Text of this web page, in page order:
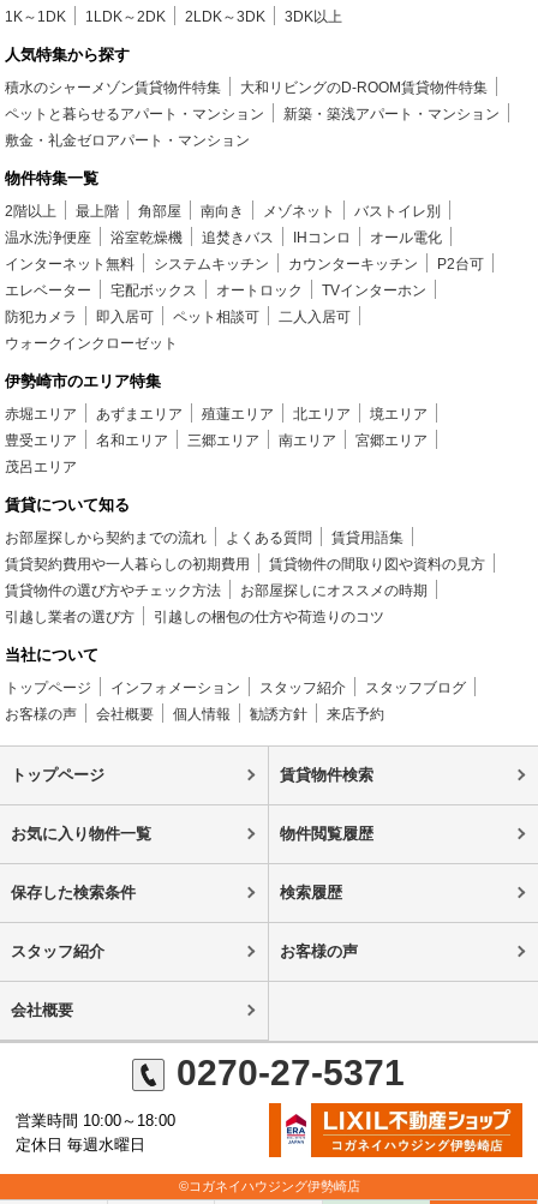
1K～1DK 1LDK～2DK 2LDK～3DK 3DK以上
人気特集から探す
積水のシャーメゾン賃貸物件特集
大和リビングのD-ROOM賃貸物件特集
ペットと暮らせるアパート・マンション
新築・築浅アパート・マンション
敷金・礼金ゼロアパート・マンション
物件特集一覧
2階以上 最上階 角部屋 南向き メゾネット
バストイレ別
温水洗浄便座
浴室乾燥機 追焚きバス IHコンロ
オール電化
インターネット無料
システムキッチン カウンターキッチン
P2台可
エレベーター
宅配ボックス オートロック
TVインターホン
防犯カメラ
即入居可 ペット相談可
二人入居可
ウォークインクローゼット
伊勢崎市のエリア特集
赤堀エリア あずまエリア 殖蓮エリア 北エリア
境エリア
豊受エリア
名和エリア 三郷エリア 南エリア
宮郷エリア
茂呂エリア
賃貸について知る
お部屋探しから契約までの流れ よくある質問
賃貸用語集
賃貸契約費用や一人暮らしの初期費用
賃貸物件の間取り図や資料の見方
賃貸物件の選び方やチェック方法
お部屋探しにオススメの時期
引越し業者の選び方
引越しの梱包の仕方や荷造りのコツ
当社について
トップページ インフォメーション スタッフ紹介
スタッフブログ
お客様の声
会社概要 個人情報 勧誘方針 来店予約
トップページ 賃貸物件検索
お気に入り物件一覧 物件閲覧履歴
保存した検索条件 検索履歴
スタッフ紹介 お客様の声
会社概要
0270-27-5371
営業時間 10:00～18:00
定休日 毎週水曜日
©コガネイハウジング伊勢崎店